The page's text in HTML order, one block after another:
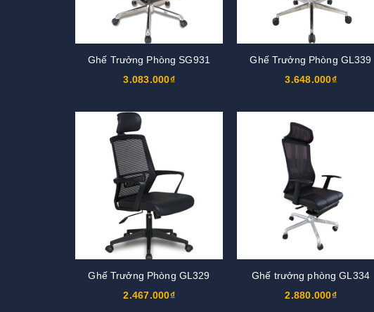
Ghế Trưởng Phòng SG931
3.083.000₫
Ghế Trưởng Phòng GL339
3.648.000₫
Ghế Trưởng Phòng GL329
2.467.000₫
Ghế trưởng phòng GL334
2.880.000₫